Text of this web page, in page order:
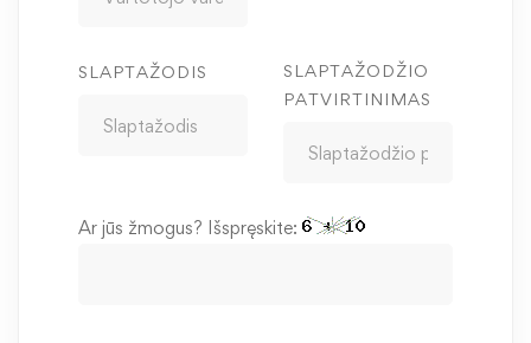
SLAPTAŽODIS
SLAPTAŽODŽIO
PATVIRTINIMAS
Ar jūs žmogus? Išspręskite: